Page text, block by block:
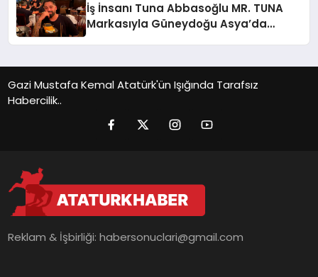
İş İnsanı Tuna Abbasoğlu MR. TUNA
Markasıyla Güneydoğu Asya’da
Gazi Mustafa Kemal Atatürk'ün Işığında Tarafsız
Habercilik..
Reklam & İşbirliği:habersonuclari@gmail.com